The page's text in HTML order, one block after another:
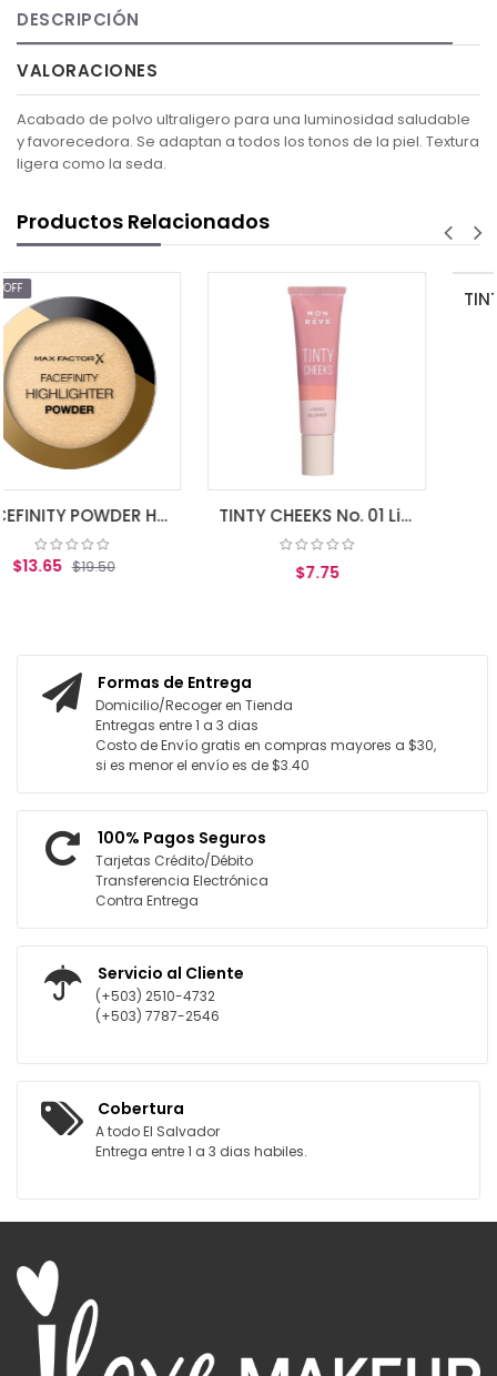
DESCRIPCIÓN
VALORACIONES
Acabado de polvo ultraligero para una luminosidad saludable
y favorecedora. Se adaptan a todos los tonos de la piel. Textura
ligera como la seda.
Productos Relacionados
FACEFINITY POWDER HIGHLIGHTER GOLDEN HOUR 02 TINTY CHEEKS No. 01 Liquid blusher for a healthy, flushed look
Formas de Entrega
Domicilio/Recoger en Tienda
Entregas entre 1 a 3 dias
Costo de Envío gratis en compras mayores a $30,
si es menor el envío es de $3.40
100% Pagos Seguros
Tarjetas Crédito/Débito
Transferencia Electrónica
Contra Entrega
Servicio al Cliente
(+503) 2510-4732
(+503) 7787-2546
Cobertura
A todo El Salvador
Entrega entre 1 a 3 dias habiles.